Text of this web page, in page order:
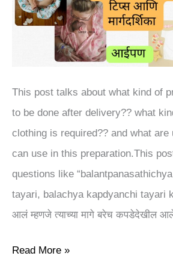
This post talks about what kind of
to be done after delivery?? what
clothing is required?? and what
can use in this preparation.This
questions like
tayari, balachya kapdyanchi tayari
आलं म्हणजे त्याच्या मागे बरेच कपडेदेखील
वस्तूंची
Baby
&
mom
clothing
Read More »